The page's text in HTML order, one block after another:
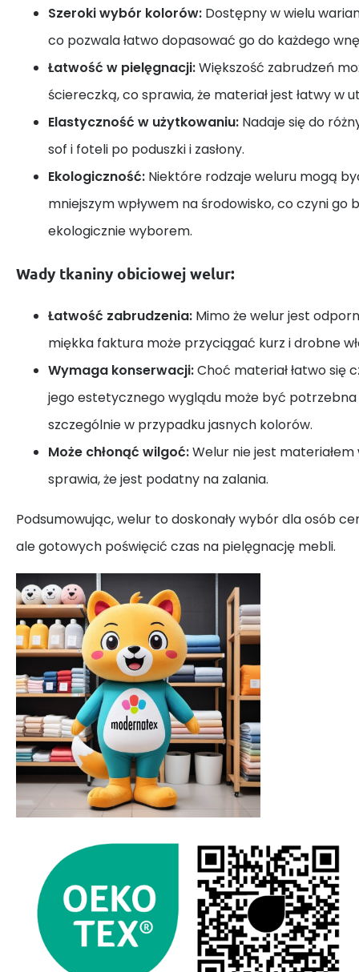
Szeroki wybór kolorów: Dostępny w wielu
co pozwala łatwo dopasować go do każdego
Łatwość w pielęgnacji:Większość zabrudzeń
ściereczką, co sprawia, że materiał jest łatwy w
Elastyczność w użytkowaniu: Nadaje się do
sof i foteli po poduszki i zasłony.
Ekologiczność: Niektóre rodzaje weluru mogą
mniejszym wpływem na środowisko, co czyni go
ekologicznie wyborem.
Wady tkaniny obiciowej welur:
Łatwość zabrudzenia: Mimo że welur jest
miękka faktura może przyciągać kurz i drobne
Wymaga konserwacji:Choć materiał łatwo się
jego estetycznego wyglądu może być
szczególnie w przypadku jasnych kolorów.
Może chłonąć wilgoć:Welur nie jest
sprawia, że jest podatny na zalania.
Podsumowując, welur to doskonały wybór dla osób
ale gotowych poświęcić czas na pielęgnację mebli.